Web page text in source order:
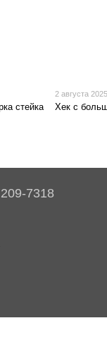
стейка
2 августа
Хек с
7318